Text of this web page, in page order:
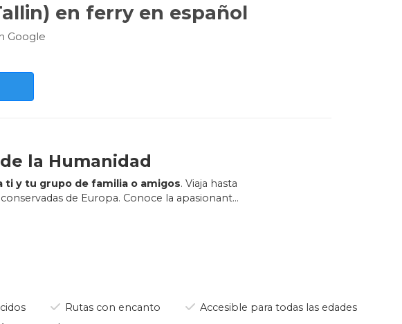
en ferry en español
Google
la Humanidad
ti y tu grupo de familia o amigos. Viaja hasta
de Europa. Conoce la apasionante
Patrimonio de la Humanidad
Disfruta de un cómodo viaje marítimo y
soviético y la cultura báltica se cruzan en cada
Rutas con encanto
Accesible para todas las edades